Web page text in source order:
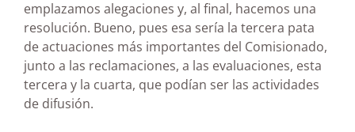
emplazamos alegaciones y, al final, hacemos una
resolución. Bueno, pues esa sería la tercera pata
de actuaciones más importantes del Comisionado,
junto a las reclamaciones, a las evaluaciones, esta
tercera y la cuarta, que podían ser las actividades
de difusión.